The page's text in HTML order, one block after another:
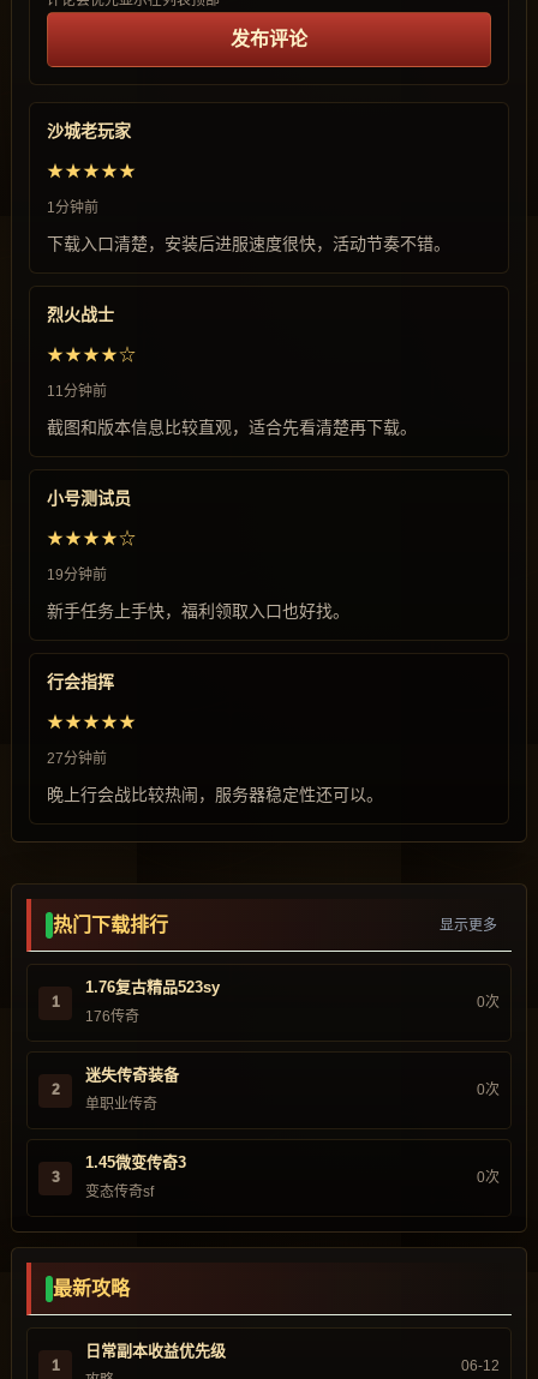
发布评论
沙城老玩家
★★★★★
1分钟前
下载入口清楚，安装后进服速度很快，活动节奏不错。
烈火战士
★★★★☆
11分钟前
截图和版本信息比较直观，适合先看清楚再下载。
小号测试员
★★★★☆
19分钟前
新手任务上手快，福利领取入口也好找。
行会指挥
★★★★★
27分钟前
晚上行会战比较热闹，服务器稳定性还可以。
热门下载排行 显示更多
1
1.76复古精品523sy
176传奇
0次
2
迷失传奇装备
单职业传奇
0次
3
1.45微变传奇3
变态传奇sf
0次
最新攻略
1
日常副本收益优先级
06-12